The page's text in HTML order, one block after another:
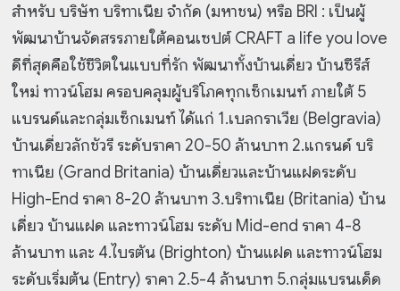
สำหรับ บริษัท บริทาเนีย จำกัด (มหาชน) หรือ BRI : เป็นผู้
พัฒนาบ้านจัดสรรภายใต้คอนเซปต์ CRAFT a life you love
ดีที่สุดคือใช้ชีวิตในแบบที่รัก พัฒนาทั้งบ้านเดี่ยว บ้านซีรีส์
ใหม่ ทาวน์โฮม ครอบคลุมผู้บริโภคทุกเซ็กเมนท์ ภายใต้ 5
แบรนด์และกลุ่มเซ็กเมนท์ ได้แก่ 1.เบลกราเวีย (Belgravia)
บ้านเดี่ยวลักชัวรี ระดับราคา 20-50 ล้านบาท 2.แกรนด์ บริ
ทาเนีย (Grand Britania) บ้านเดี่ยวและบ้านแฝดระดับ
High-End ราคา 8-20 ล้านบาท 3.บริทาเนีย (Britania) บ้าน
เดี่ยว บ้านแฝด และทาวน์โฮม ระดับ Mid-end ราคา 4-8
ล้านบาท และ 4.ไบรตัน (Brighton) บ้านแฝด และทาวน์โฮม
ระดับเริ่มต้น (Entry) ราคา 2.5-4 ล้านบาท 5.กลุ่มแบรนเด็ด